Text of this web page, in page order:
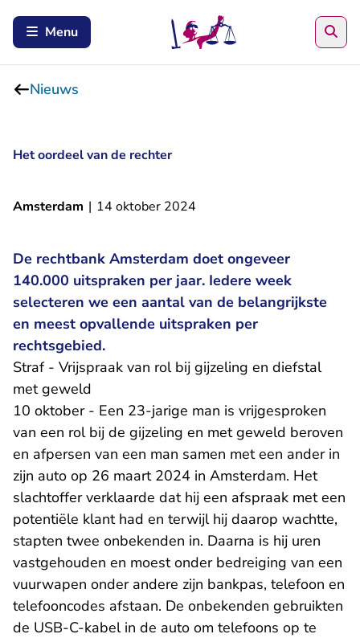
Menu
Nieuws
Het oordeel van de rechter
Amsterdam | 14 oktober 2024
De rechtbank Amsterdam doet ongeveer
140.000 uitspraken per jaar. Iedere week
selecteren we een aantal van de belangrijkste
en meest opvallende uitspraken per
rechtsgebied.
Straf - Vrijspraak van rol bij gijzeling en diefstal
met geweld
10 oktober - Een 23-jarige man is vrijgesproken
van een rol bij de gijzeling en met geweld beroven
en afpersen van een man samen met een ander in
zijn auto op 26 maart 2024 in Amsterdam. Het
slachtoffer verklaarde dat hij een afspraak met een
potentiële klant had en terwijl hij daarop wachtte,
stapten twee onbekenden in. Daarna is hij uren
vastgehouden en moest onder bedreiging van een
vuurwapen onder andere zijn bankpas, telefoon en
telefooncodes afstaan. De onbekenden gebruikten
de USB-C-kabel in de auto om telefoons op te